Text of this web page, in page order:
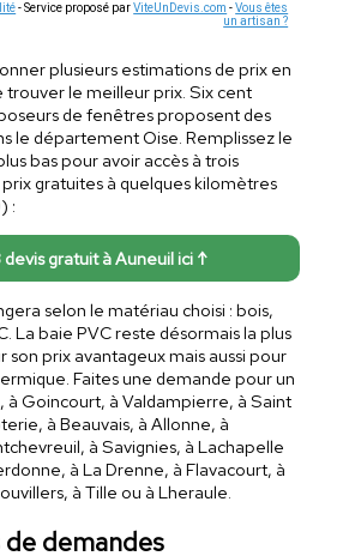
- Service proposé parViteUnDevis.com -Vous êtes
un artisan ?
plusieurs estimations de prix en
trouver le meilleur prix. Six cent
de fenêtres proposent des
le département Oise. Remplissez le
bas pour avoir accès à trois
gratuites à quelques kilomètres
:
devis gratuit à Auneuil ici ↑
selon le matériau choisi : bois,
La baie PVC reste désormais la plus
prix avantageux mais aussi pour
Faites une demande pour un
à Goincourt, à Valdampierre, à Saint
à Beauvais, à Allonne, à
à Savignies, à Lachapelle
à La Drenne, à Flavacourt, à
à Tille ou à Lheraule.
demandes